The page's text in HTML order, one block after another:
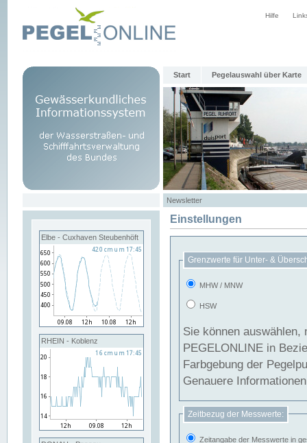
Hilfe
Start Pegelauswahl über Karte
Newsletter
Elbe - Cuxhaven Steubenhöft
RHEIN - Koblenz
Einstellungen
Grenzwerte für Unter- &
MHW / MNW
HSW
Sie können
PEGELONLINE in Beziehung
Farbgebung der
Genauere
Zeitbezug der Messwerte:
Zeitangabe der Messwerte in